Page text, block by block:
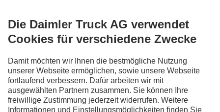
FOLLOW THE ROADSTARS.
Tausche jetzt Erfahrungen mit anderen Truckerinnen und
Truckern aus.